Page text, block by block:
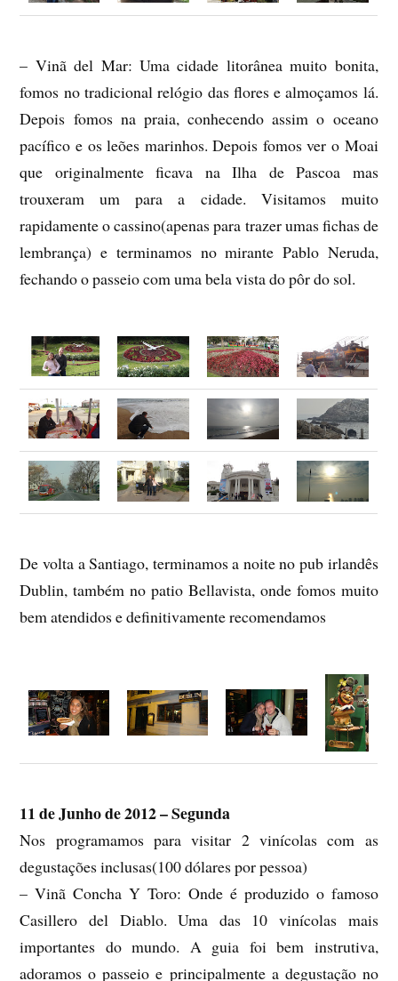
– Vinã del Mar: Uma cidade litorânea muito bonita,
fomos no tradicional relógio das flores e almoçamos lá.
Depois fomos na praia, conhecendo assim o oceano
pacífico e os leões marinhos. Depois fomos ver o Moai
que originalmente ficava na Ilha de Pascoa mas
trouxeram um para a cidade. Visitamos muito
rapidamente o cassino(apenas para trazer umas fichas de
lembrança) e terminamos no mirante Pablo Neruda,
fechando o passeio com uma bela vista do pôr do sol.
De volta a Santiago, terminamos a noite no pub irlandês
Dublin, também no patio Bellavista, onde fomos muito
bem atendidos e definitivamente recomendamos
11 de Junho de 2012 – Segunda
Nos programamos para visitar 2 vinícolas com as
degustações inclusas(100 dólares por pessoa)
– Vinã Concha Y Toro: Onde é produzido o famoso
Casillero del Diablo. Uma das 10 vinícolas mais
importantes do mundo. A guia foi bem instrutiva,
adoramos o passeio e principalmente a degustação no